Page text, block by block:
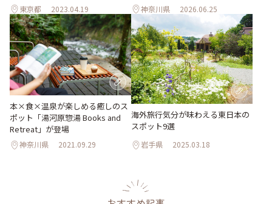
東京都 2023.04.19 神奈川県 2026.06.25
本×食×温泉が楽しめる癒しのス
ポット「湯河原惣湯 Books and
Retreat」が登場
神奈川県 2021.09.29
海外旅行気分が味わえる東日本の
スポット9選
岩手県 2025.03.18